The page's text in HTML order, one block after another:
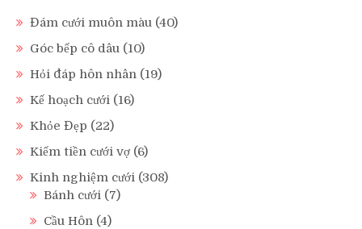
Đám cưới muôn màu (40)
Góc bếp cô dâu (10)
Hỏi đáp hôn nhân (19)
Kế hoạch cưới (16)
Khỏe Đẹp (22)
Kiếm tiền cưới vợ (6)
Kinh nghiệm cưới (308)
Bánh cưới (7)
Cầu Hôn (4)